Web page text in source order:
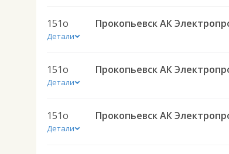
151о
Детали
151о
Детали
151о
Детали